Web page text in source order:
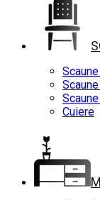
Cuiere